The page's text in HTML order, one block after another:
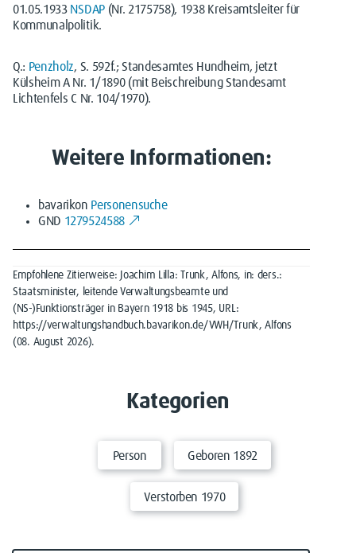
01.05.1933 NSDAP(Nr. 2175758), 1938 Kreisamtsleiter für
Kommunalpolitik.
Q.: Penzholz, S. 592f.; Standesamtes Hundheim, jetzt
Külsheim A Nr. 1/1890 (mit Beischreibung Standesamt
Lichtenfels C Nr. 104/1970).
Weitere Informationen:
bavarikon Personensuche
GND 1279524588
Empfohlene Zitierweise: Joachim Lilla: Trunk, Alfons, in: ders.:
Staatsminister, leitende Verwaltungsbeamte und
(NS-)Funktionsträger in Bayern 1918 bis 1945, URL:
https://verwaltungshandbuch.bavarikon.de/VWH/Trunk, Alfons
(08. August 2026).
Kategorien
Person Geboren 1892
Verstorben 1970